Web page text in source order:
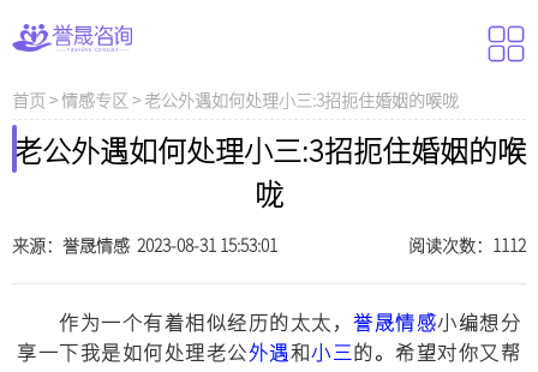
首页 >情感专区 > 老公外遇如何处理小三:3招扼住婚姻的喉咙
老公外遇如何处理小三:3招扼住婚姻的喉
咙
来源：誉晟情感 2023-08-31 15:53:01 阅读次数：1112
作为一个有着相似经历的太太，誉晟情感小编想分
享一下我是如何处理老公外遇和小三的。希望对你又帮